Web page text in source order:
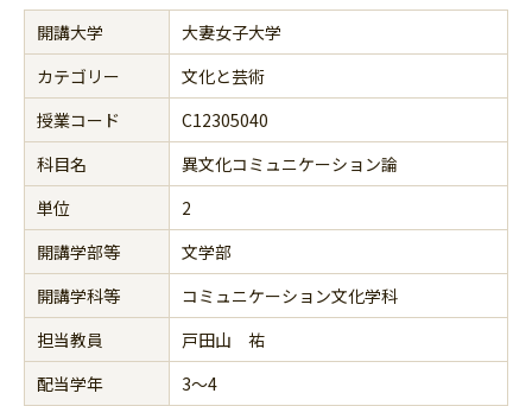
開講大学
大妻女子大学
カテゴリー
文化と芸術
授業コード
C12305040
科目名
異文化コミュニケーション論
単位
2
開講学部等
文学部
開講学科等
コミュニケーション文化学科
担当教員
戸田山 祐
配当学年
3～4